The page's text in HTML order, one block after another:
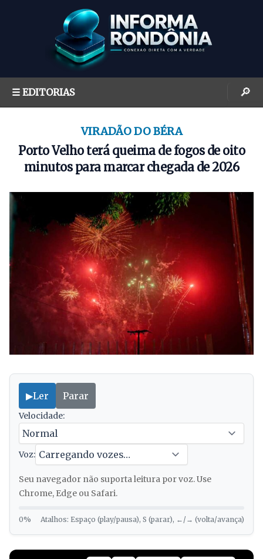
☰ EDITORIAS 🔎
VIRADÃO DO BÉRA
Porto Velho terá queima de fogos de oito
minutos para marcar chegada de 2026
▶Ler Parar
Velocidade:
Voz:
Seu navegador não suporta leitura por voz. Use
Chrome, Edge ou Safari.
0% Atalhos: Espaço (play/pausa), S (parar), ←/→ (volta/avança)